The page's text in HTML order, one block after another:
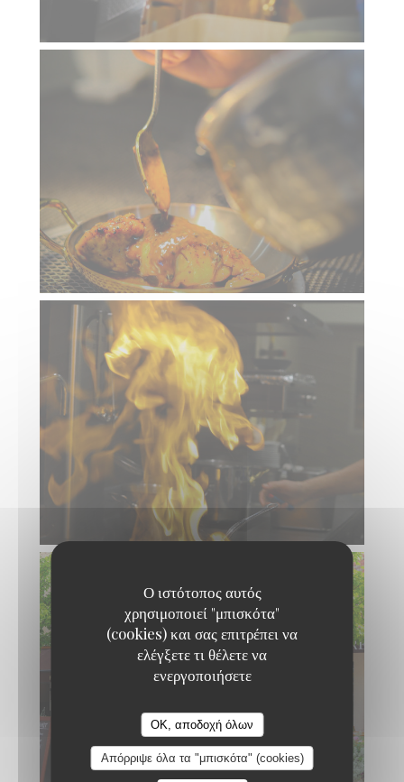
Ο ιστότοπος αυτός
χρησιμοποιεί "μπισκότα"
(cookies) και σας επιτρέπει να
ελέγξετε τι θέλετε να
ενεργοποιήσετε
OK, αποδοχή όλων
Απόρριψε όλα τα "μπισκότα" (cookies)